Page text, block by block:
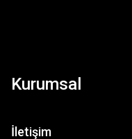
Kurumsal
İletişim